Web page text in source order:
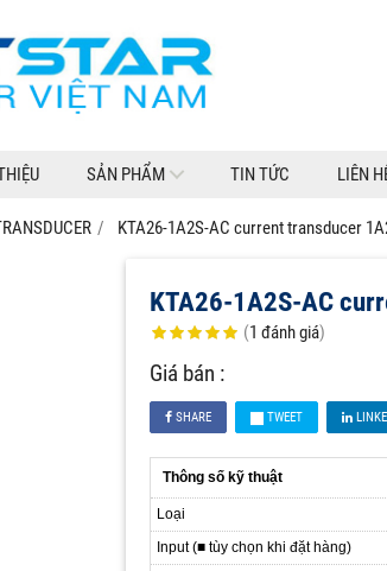
SẢN PHẨM TIN TỨC LIÊN
KTA26-1A2S-AC current transducer
KTA26-1A2S-AC
(1 đánh giá)
Giá bán :
SHARE TWEET
Thông số kỹ thuật
Loại
Input (■ tùy chọn khi đặt hàng)